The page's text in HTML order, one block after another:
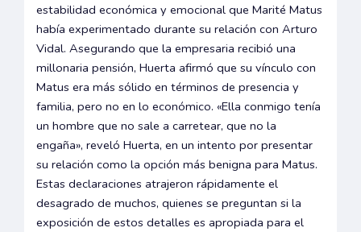
estabilidad económica y emocional que Marité Matus
había experimentado durante su relación con Arturo
Vidal. Asegurando que la empresaria recibió una
millonaria pensión, Huerta afirmó que su vínculo con
Matus era más sólido en términos de presencia y
familia, pero no en lo económico. «Ella conmigo tenía
un hombre que no sale a carretear, que no la
engaña», reveló Huerta, en un intento por presentar
su relación como la opción más benigna para Matus.
Estas declaraciones atrajeron rápidamente el
desagrado de muchos, quienes se preguntan si la
exposición de estos detalles es apropiada para el